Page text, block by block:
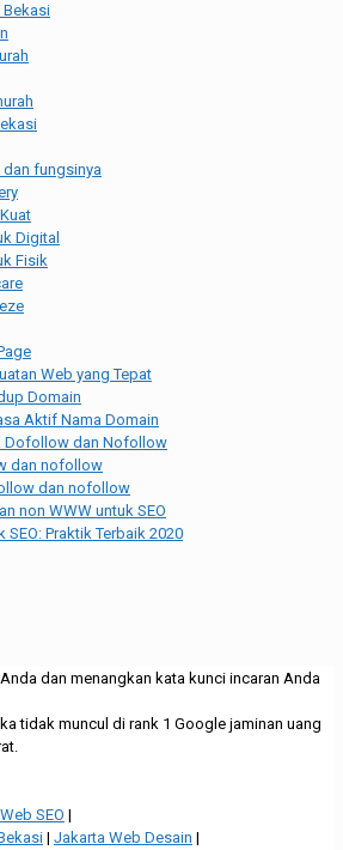
Bekasi
fungsinya
Digital
Fisik
Web yang Tepat
Domain
Aktif Nama Domain
Dofollow dan Nofollow
dan nofollow
dan nofollow
non WWW untuk SEO
SEO: Praktik Terbaik 2020
dan menangkan kata kunci incaran Anda
tidak muncul di rank 1 Google jaminan uang
SEO |
| Jakarta Web Desain |